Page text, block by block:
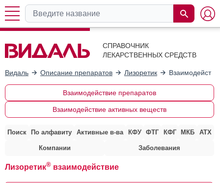
СПРАВОЧНИК
ЛЕКАРСТВЕННЫХ СРЕДСТВ
Видаль Описание препаратов Лизоретик
Взаимодействие препаратов
Взаимодействие активных веществ
Поиск По алфавиту Активные в-ва КФУ ФТГ КФГ МКБ АТХ
Компании Заболевания
Лизоретик® взаимодействие